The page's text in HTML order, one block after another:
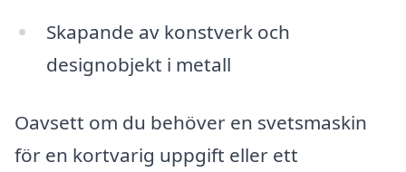
Skapande av konstverk och
designobjekt i metall
Oavsett om du behöver en svetsmaskin
för en kortvarig uppgift eller ett